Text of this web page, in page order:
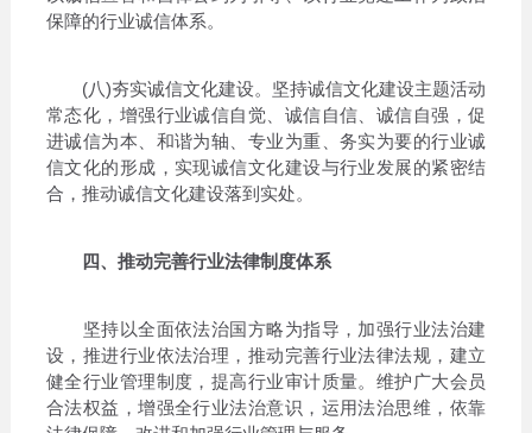
保障的行业诚信体系。
(八)夯实诚信文化建设。坚持诚信文化建设主题活动
常态化，增强行业诚信自觉、诚信自信、诚信自强，促
进诚信为本、和谐为轴、专业为重、务实为要的行业诚
信文化的形成，实现诚信文化建设与行业发展的紧密结
合，推动诚信文化建设落到实处。
四、推动完善行业法律制度体系
坚持以全面依法治国方略为指导，加强行业法治建
设，推进行业依法治理，推动完善行业法律法规，建立
健全行业管理制度，提高行业审计质量。维护广大会员
合法权益，增强全行业法治意识，运用法治思维，依靠